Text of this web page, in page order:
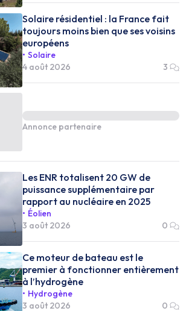
Solaire résidentiel : la France fait
toujours moins bien que ses voisins
européens
Solaire
4 août 2026
3
Annonce partenaire
Les ENR totalisent 20 GW de
puissance supplémentaire par
rapport au nucléaire en 2025
Éolien
3 août 2026
0
Ce moteur de bateau est le
premier à fonctionner entièrement
à l’hydrogène
Hydrogène
3 août 2026
0